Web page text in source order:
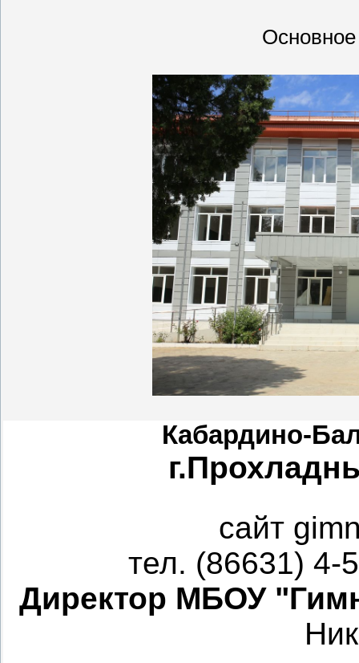
Кабардино-
сайт
тел. (86631) 4-
Директор МБОУ